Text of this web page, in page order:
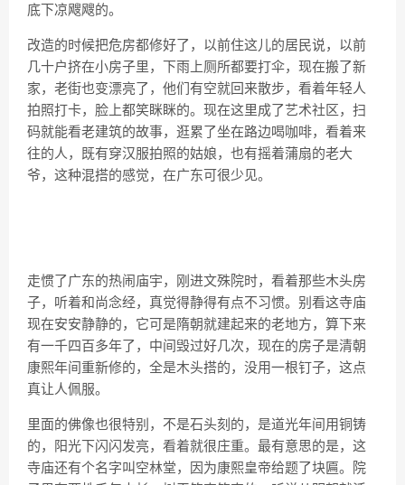
底下凉飕飕的。
改造的时候把危房都修好了，以前住这儿的居民说，以前
几十户挤在小房子里，下雨上厕所都要打伞，现在搬了新
家，老街也变漂亮了，他们有空就回来散步，看着年轻人
拍照打卡，脸上都笑眯眯的。现在这里成了艺术社区，扫
码就能看老建筑的故事，逛累了坐在路边喝咖啡，看着来
往的人，既有穿汉服拍照的姑娘，也有摇着蒲扇的老大
爷，这种混搭的感觉，在广东可很少见。
走惯了广东的热闹庙宇，刚进文殊院时，看着那些木头房
子，听着和尚念经，真觉得静得有点不习惯。别看这寺庙
现在安安静静的，它可是隋朝就建起来的老地方，算下来
有一千四百多年了，中间毁过好几次，现在的房子是清朝
康熙年间重新修的，全是木头搭的，没用一根钉子，这点
真让人佩服。
里面的佛像也很特别，不是石头刻的，是道光年间用铜铸
的，阳光下闪闪发亮，看着就很庄重。最有意思的是，这
寺庙还有个名字叫 空林堂 ，因为康熙皇帝给题了块匾。院